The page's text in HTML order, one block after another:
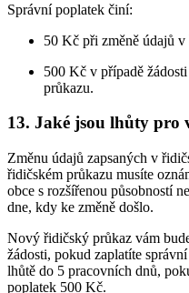
Správní poplatek činí:
50 Kč při změně údajů
500 Kč v případě
průkazu.
13. Jaké jsou lhůty pro
Změnu údajů zapsaných v
řidičském průkazu musíte
obce s rozšířenou působností
dne, kdy ke změně došlo.
Nový řidičský průkaz vám
žádosti, pokud zaplatíte
lhůtě do 5 pracovních dnů,
poplatek 500 Kč.